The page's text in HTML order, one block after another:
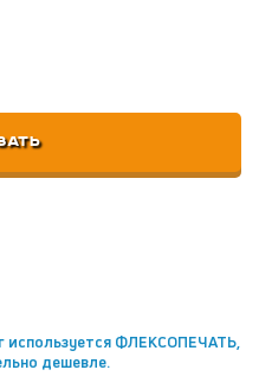
используется ФЛЕКСОПЕЧАТЬ,
дешевле.